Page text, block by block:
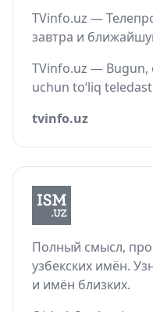
TVinfo.uz —
завтра и
TVinfo.uz — Bugun,
uchun to‘liq
tvinfo.uz
Полный смысл,
узбекских имён.
и имён близких.